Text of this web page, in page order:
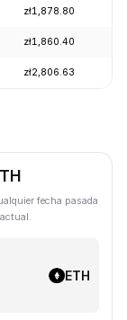
zł1,878.80
zł1,860.40
zł2,806.63
fecha pasada
ETH